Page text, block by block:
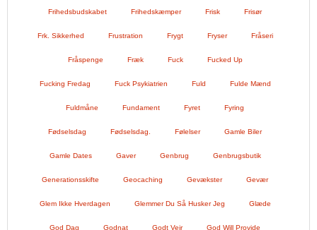
Frihedsbudskabet Frihedskæmper Frisk Frisør
Frk. Sikkerhed Frustration Frygt Fryser Fråseri
Fråspenge Fræk Fuck Fucked Up
Fucking Fredag Fuck Psykiatrien Fuld Fulde Mænd
Fuldmåne Fundament Fyret Fyring
Fødselsdag Fødselsdag. Følelser Gamle Biler
Gamle Dates Gaver Genbrug Genbrugsbutik
Generationsskifte Geocaching Gevækster Gevær
Glem Ikke Hverdagen Glemmer Du Så Husker Jeg Glæde
God Dag Godnat Godt Vejr God Will Provide